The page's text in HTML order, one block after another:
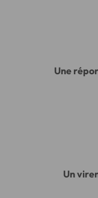
Une
Un